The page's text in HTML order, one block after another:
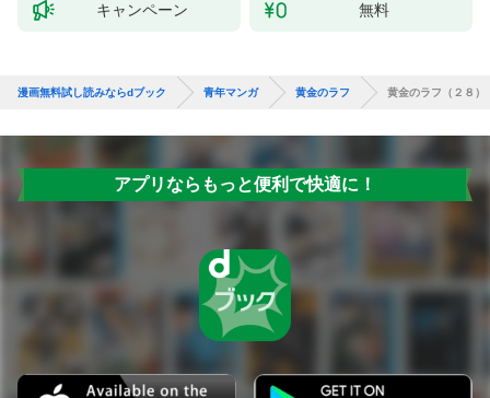
キャンペーン 無料
漫画無料試し読みならdブック 青年マンガ 黄金のラフ 黄金のラフ（２８）
アプリならもっと便利で快適に！